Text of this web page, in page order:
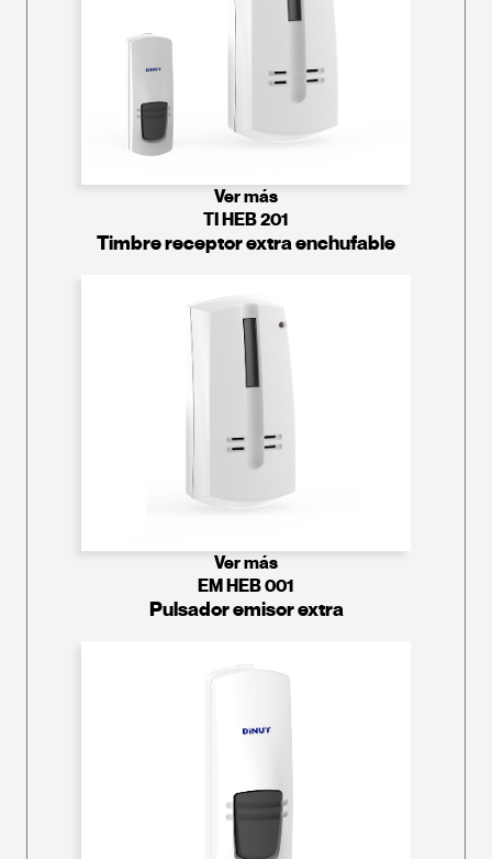
Ver más
TI HEB 201
Timbre receptor extra enchufable
Ver más
EM HEB 001
Pulsador emisor extra